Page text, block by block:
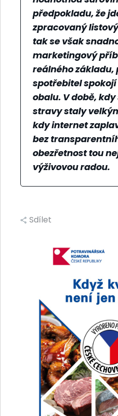
předpokladu, že
zpracovaný
tak se však
marketingový
reálného základu,
spotřebitel
obalu. V době,
stravy staly
kdy internet
bez
obezřetnost tou
výživovou radou.
Sdílet